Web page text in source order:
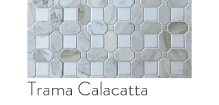
Trama Calacatta